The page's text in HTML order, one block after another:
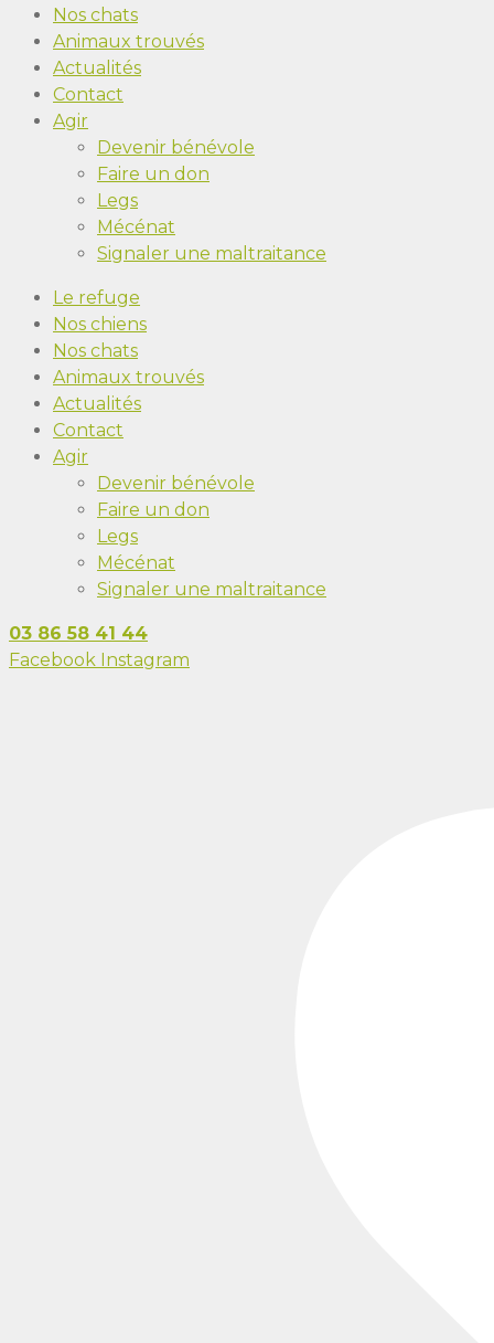
Nos chats
Animaux trouvés
Actualités
Contact
Agir
Devenir bénévole
Faire un don
Legs
Mécénat
Signaler une maltraitance
Le refuge
Nos chiens
Nos chats
Animaux trouvés
Actualités
Contact
Agir
Devenir bénévole
Faire un don
Legs
Mécénat
Signaler une maltraitance
03 86 58 41 44
Facebook Instagram